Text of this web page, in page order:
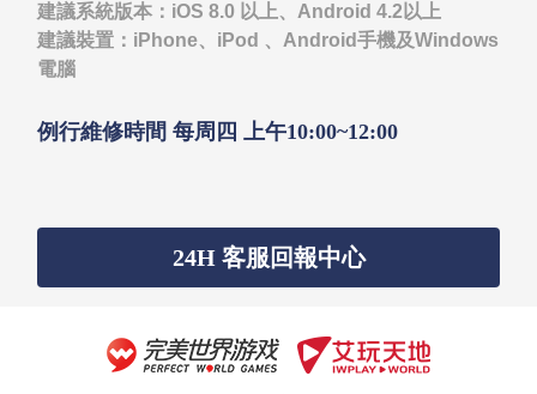
建議系統版本：iOS 8.0 以上、Android 4.2以上
建議裝置：iPhone、iPod 、Android手機及Windows
電腦
例行維修時間 每周四 上午10:00~12:00
24H 客服回報中心